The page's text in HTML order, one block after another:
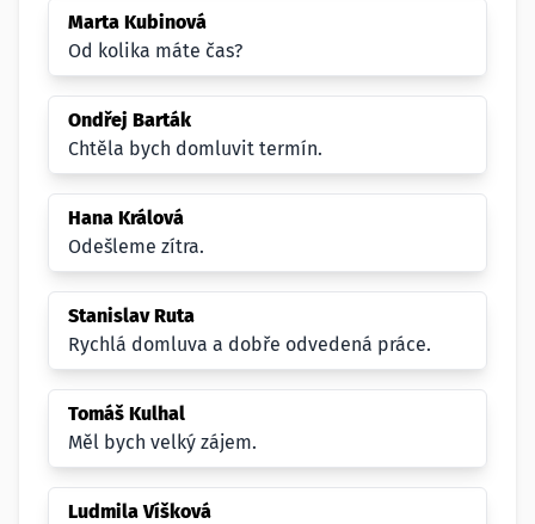
Marta Kubinová
Od kolika máte čas?
Ondřej Barták
Chtěla bych domluvit termín.
Hana Králová
Odešleme zítra.
Stanislav Ruta
Rychlá domluva a dobře odvedená práce.
Tomáš Kulhal
Měl bych velký zájem.
Ludmila Víšková